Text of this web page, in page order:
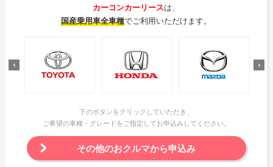
カーコンカーリースは、
国産乗用車全車種でご利用いただけます。
下のボタンをクリックしていただき、
ご希望の車種・グレードをご指定してお申込みしてください。
その他のおクルマから申込み